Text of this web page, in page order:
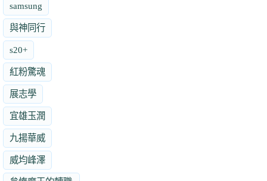
samsung
與神同行
s20+
紅粉驚魂
展志學
宜雄玉潤
九揚華威
威均峰澤